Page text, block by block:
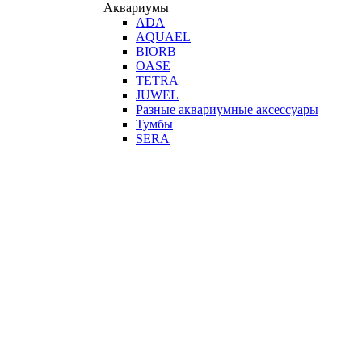
Аквариумы
ADA
AQUAEL
BIORB
OASE
TETRA
JUWEL
Разные аквариумные аксессуары
Тумбы
SERA